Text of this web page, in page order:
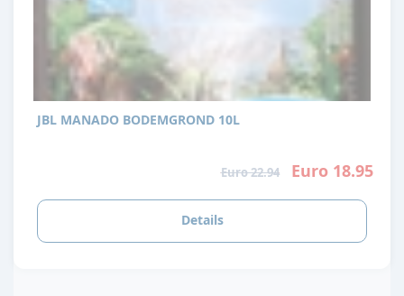
JBL MANADO BODEMGROND 10L
Euro 22.94 Euro 18.95
Details